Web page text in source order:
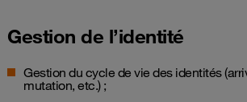
Gestion de l’identité
Gestion du cycle de vie des identités
mutation, etc.) ;